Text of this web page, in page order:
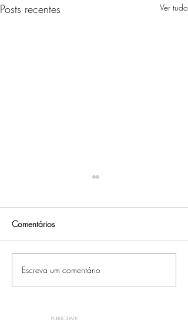
Posts recentes Ver tudo
RESPECT: Casamento Mari
& Fabio
Comentários
Escreva um comentário
PUBLICIDADE